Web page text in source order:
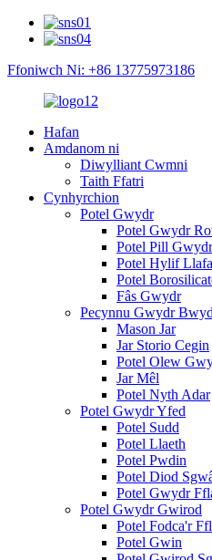
Ffoniwch Ni: +86 13775973186
Hafan
Amdanom ni
Diwylliant Cwmni
Taith Ffatri
Cynhyrchion
Potel Gwydr
Potel Gwydr
Potel Pill Gwydr
Potel Hylif
Potel
Fâs Gwydr
Pecynnu Gwydr Bwyd
Mason Jar
Jar Storio Cegin
Potel Olew
Jar Mêl
Potel Nyth Adar
Potel Gwydr Yfed
Potel Sudd
Potel Llaeth
Potel Pwdin
Potel Diod
Potel Gwydr
Potel Gwydr Gwirod
Potel Fodca'r
Potel Gwin